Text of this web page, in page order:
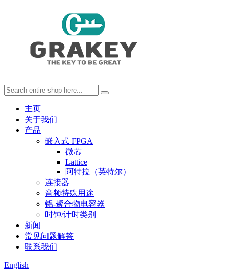
主页
关于我们
产品
嵌入式 FPGA
微芯
Lattice
阿特拉（英特尔）
连接器
音频特殊用途
铝-聚合物电容器
时钟/计时类别
新闻
常见问题解答
联系我们
English